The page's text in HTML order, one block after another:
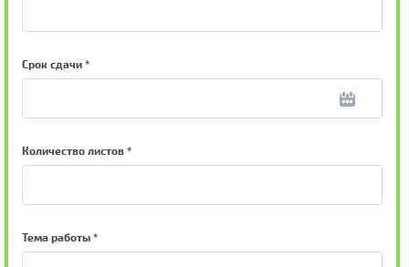
Срок сдачи *
Количество листов *
Тема работы *